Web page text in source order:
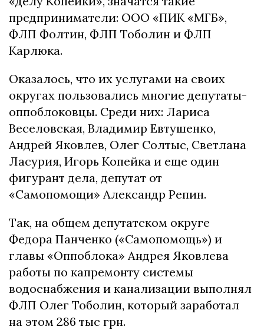
предприниматели: ООО «ПИК «МГБ»,
ФЛП Фолтин, ФЛП Тоболин и ФЛП
Карлюка.
Оказалось, что их услугами на своих
округах пользовались многие депутаты-
оппоблоковцы. Среди них: Лариса
Веселовская, Владимир Евтушенко,
Андрей Яковлев, Олег Солтыс, Светлана
Ласурия, Игорь Копейка и еще один
фигурант дела, депутат от
«Самопомощи» Александр Репин.
Так, на общем депутатском округе
Федора Панченко («Самопомощь») и
главы «Оппоблока» Андрея Яковлева
работы по капремонту системы
водоснабжения и канализации выполнял
ФЛП Олег Тоболин, который заработал
на этом 286 тыс грн.